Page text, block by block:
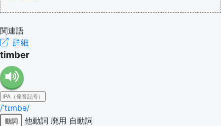
関連語
詳細
timber
IPA（発音記号）
/ˈtɪmbə/
動詞 他動詞 廃用 自動詞